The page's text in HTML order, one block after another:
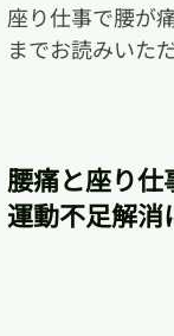
座り仕事で腰が
までお読みいた
腰痛と座り
運動不足解消